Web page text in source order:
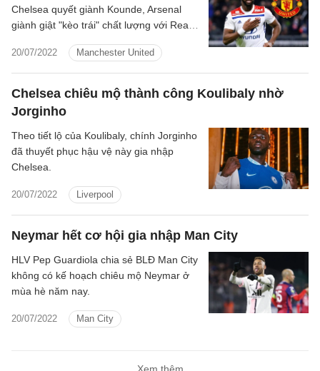
20/07/2022 Manchester United
Chelsea quyết giành Kounde, Arsenal
giành giật "kèo trái" chất lượng với Real...
bóng đá tối 16/7/2022.
Chelsea chiêu mộ thành công Koulibaly nhờ
Jorginho
20/07/2022 Liverpool
Theo tiết lộ của Koulibaly, chính Jorginho
đã thuyết phục hậu vệ này gia nhập
Chelsea.
Neymar hết cơ hội gia nhập Man City
20/07/2022 Man City
HLV Pep Guardiola chia sẻ BLĐ Man City
không có kế hoạch chiêu mộ Neymar ở
mùa hè năm nay.
Xem thêm